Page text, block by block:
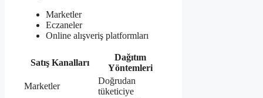
Marketler
Eczaneler
Online alışveriş platformları
Satış Kanalları
Dağıtım
Yöntemleri
Marketler
Doğrudan
tüketiciye